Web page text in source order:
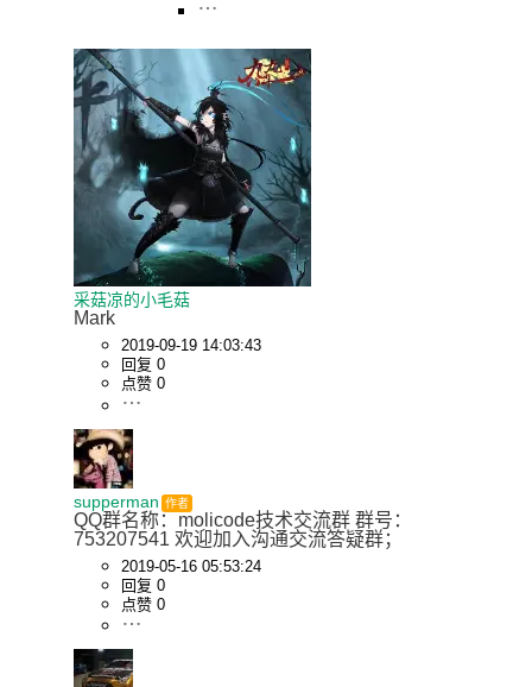
采菇凉的小毛菇
Mark
2019-09-19 14:03:43
回复 0
点赞 0
supperman 作者
QQ群名称：molicode技术交流群 群号：
753207541 欢迎加入沟通交流答疑群；
2019-05-16 05:53:24
回复 0
点赞 0